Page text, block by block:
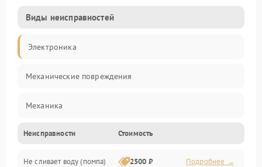
Виды неисправностей
Электроника
Механические повреждения
Механика
Электропитание
Водоснабжение
Неисправности Стоимость
Не сливает воду (помпа) 2500 ₽ Подробнее →